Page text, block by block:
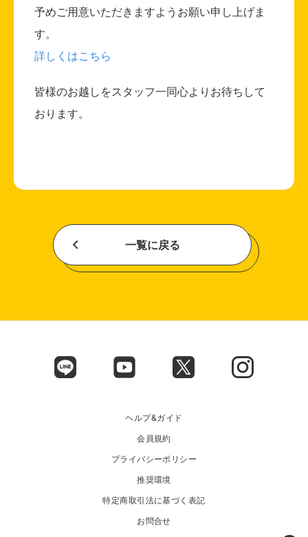
予めご用意いただきますようお願い申し上げま
す。
詳しくはこちら
皆様のお越しをスタッフ一同心よりお待ちして
おります。
一覧に戻る
ヘルプ&ガイド
会員規約
プライバシーポリシー
推奨環境
特定商取引法に基づく表記
お問合せ